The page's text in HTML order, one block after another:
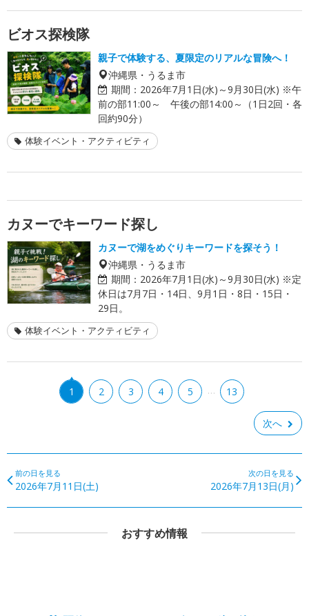
ビオス探検隊
親子で体験する、夏限定のリアルな冒険へ！
沖縄県・うるま市
期間： 2026年7月1日(水)～9月30日(水) ※午
前の部11:00～ 午後の部14:00～（1日2回・各
回約90分）
体験イベント・アクティビティ
カヌーでキーワード探し
カヌーで湖をめぐりキーワードを探そう！
沖縄県・うるま市
期間： 2026年7月1日(水)～9月30日(水) ※定
休日は7月7日・14日、9月1日・8日・15日・
29日。
体験イベント・アクティビティ
1 2 3 4 5 … 13
次へ
前の日を見る
2026年7月11日(土)
次の日を見る
2026年7月13日(月)
おすすめ情報